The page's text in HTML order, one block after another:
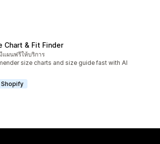
Chart & Fit Finder
ว
แผนฟรีให้บริการ
size charts and size guide fast with AI